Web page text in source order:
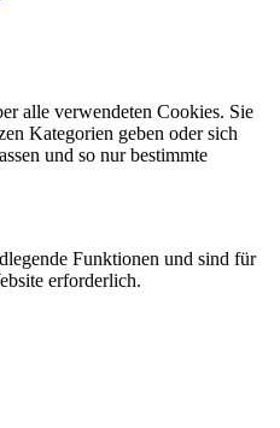
alle verwendeten Cookies. Sie
Kategorien geben oder sich
und so nur bestimmte
Funktionen und sind für
erforderlich.